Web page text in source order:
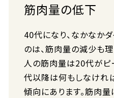
筋肉量の低下
40代になり、なかなか
のは、筋肉量の減少も
人の筋肉量は20代がピ
代以降は何もしなけれ
傾向にあります。筋肉